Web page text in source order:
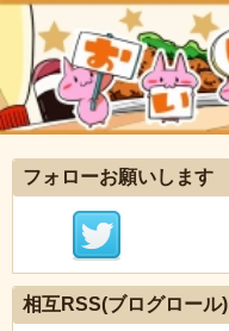
フォローお願いします
相互RSS(ブログロール)